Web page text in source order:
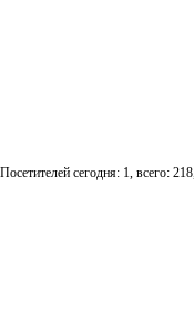
Посетителей сегодня: 1, всего: